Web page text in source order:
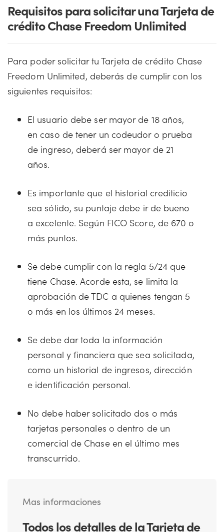
Requisitos para solicitar una Tarjeta de
crédito Chase Freedom Unlimited
Para poder solicitar tu Tarjeta de crédito Chase
Freedom Unlimited, deberás de cumplir con los
siguientes requisitos:
El usuario debe ser mayor de 18 años,
en caso de tener un codeudor o prueba
de ingreso, deberá ser mayor de 21
años.
Es importante que el historial crediticio
sea sólido, su puntaje debe ir de bueno
a excelente. Según FICO Score, de 670 o
más puntos.
Se debe cumplir con la regla 5/24 que
tiene Chase. Acorde esta, se limita la
aprobación de TDC a quienes tengan 5
o más en los últimos 24 meses.
Se debe dar toda la información
personal y financiera que sea solicitada,
como un historial de ingresos, dirección
e identificación personal.
No debe haber solicitado dos o más
tarjetas personales o dentro de un
comercial de Chase en el último mes
transcurrido.
Mas informaciones
Todos los detalles de la Tarjeta de